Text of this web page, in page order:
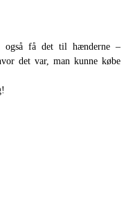
også få det til hænderne –
det var, man kunne købe